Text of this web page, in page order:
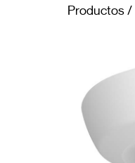
Productos/